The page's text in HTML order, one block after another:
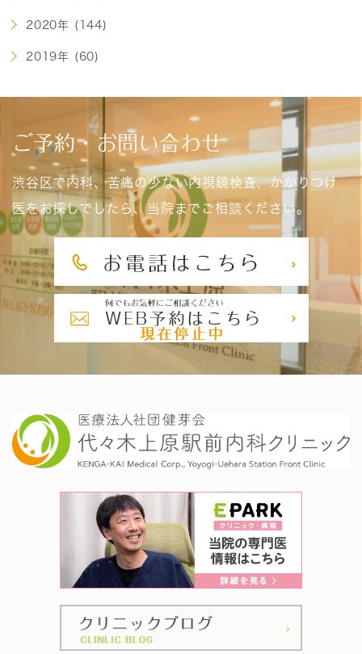
2020年 (144)
2019年 (60)
ご予約・お問い合わせ
渋谷区で内科、苦痛の少ない内視鏡検査、かかりつけ
医をお探しでしたら、当院までご相談ください。